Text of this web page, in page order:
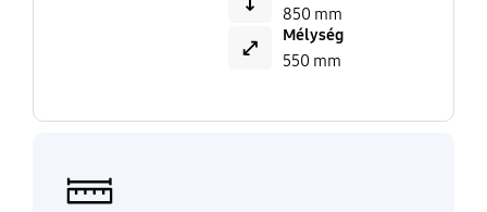
850 mm
Mélység
550 mm